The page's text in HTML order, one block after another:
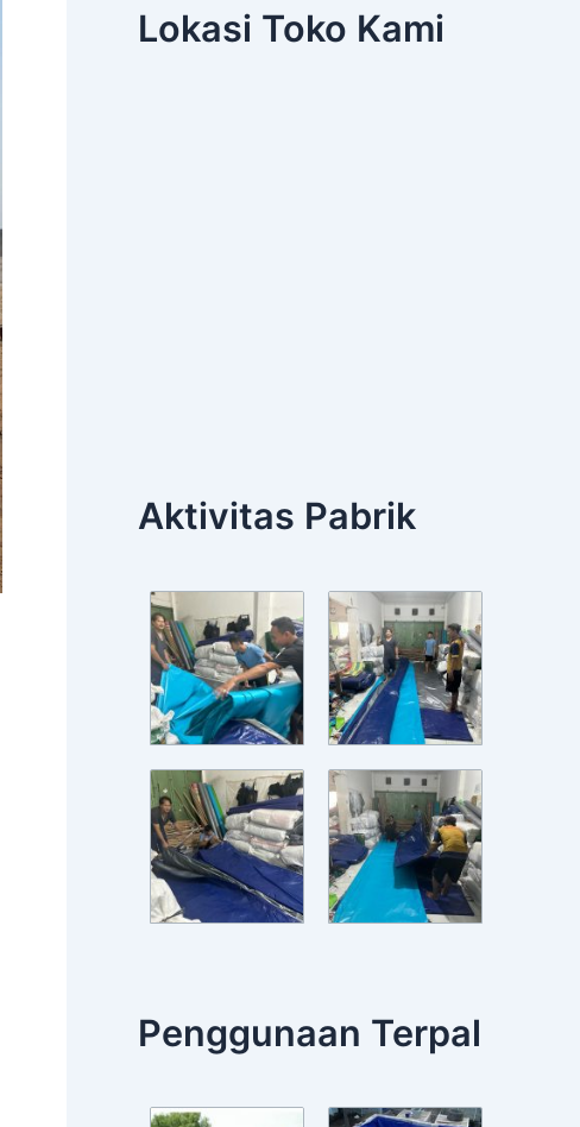
Lokasi Toko Kami
Aktivitas Pabrik
Penggunaan Terpal